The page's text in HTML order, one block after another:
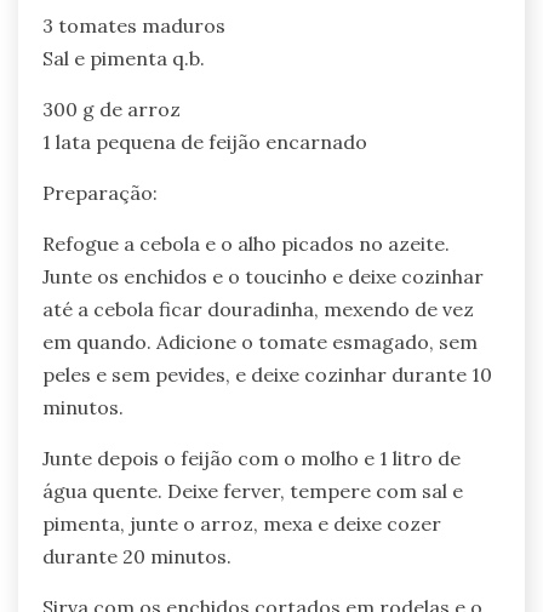
3 tomates maduros
Sal e pimenta q.b.
300 g de arroz
1 lata pequena de feijão encarnado
Preparação:
Refogue a cebola e o alho picados no azeite.
Junte os enchidos e o toucinho e deixe cozinhar
até a cebola ficar douradinha, mexendo de vez
em quando. Adicione o tomate esmagado, sem
peles e sem pevides, e deixe cozinhar durante 10
minutos.
Junte depois o feijão com o molho e 1 litro de
água quente. Deixe ferver, tempere com sal e
pimenta, junte o arroz, mexa e deixe cozer
durante 20 minutos.
Sirva com os enchidos cortados em rodelas e o